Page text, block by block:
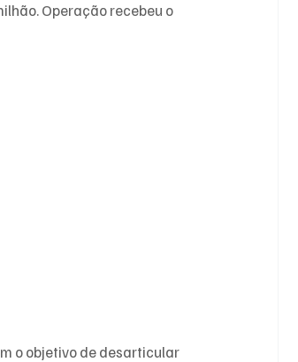
Operação recebeu o
o objetivo de desarticular